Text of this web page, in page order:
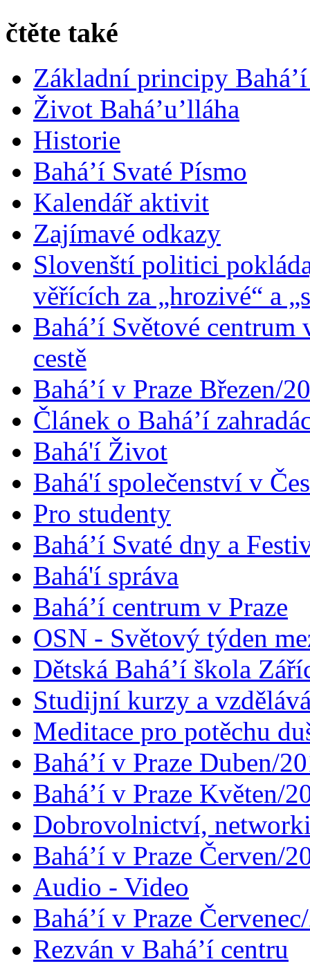
čtěte také
Základní principy
Život Bahá’u’lláha
Historie
Bahá’í Svaté Písmo
Kalendář aktivit
Zajímavé odkazy
Slovenští politici
věřících za „hrozivé“ a
Bahá’í Světové
cestě
Bahá’í v Praze Březen/
Článek o Bahá’í
Bahá'í Život
Bahá'í společenství v
Pro studenty
Bahá’í Svaté dny a
Bahá'í správa
Bahá’í centrum v Praze
OSN - Světový týden
Dětská Bahá’í škola
Studijní kurzy a
Meditace pro potěchu
Bahá’í v Praze Duben/
Bahá’í v Praze Květen/
Dobrovolnictví,
Bahá’í v Praze Červen/
Audio - Video
Bahá’í v Praze
Rezván v Bahá’í centru